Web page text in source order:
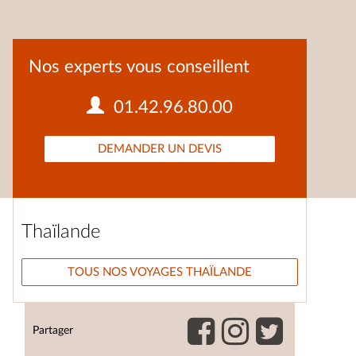
Nos experts vous conseillent
01.42.96.80.00
DEMANDER UN DEVIS
Thaïlande
TOUS NOS VOYAGES THAÏLANDE
Partager